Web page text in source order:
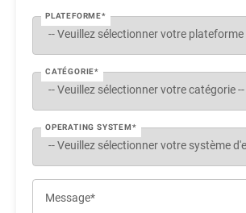
PLATEFORME*
CATÉGORIE*
OPERATING SYSTEM*
Message*